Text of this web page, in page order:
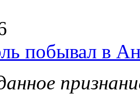
побывал в